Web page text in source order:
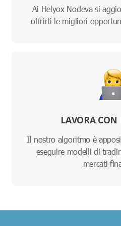
Ai Helyox Nodeva si
offrirti le migliori
LAVORA
Il nostro algoritmo è
eseguire modelli di
mercati